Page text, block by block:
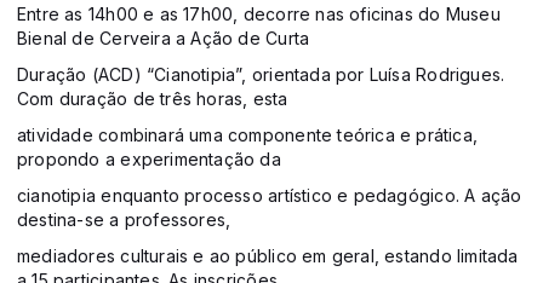
Entre as 14h00 e as 17h00, decorre nas oficinas do Museu
Bienal de Cerveira a Ação de Curta
Duração (ACD) “Cianotipia”, orientada por Luísa Rodrigues.
Com duração de três horas, esta
atividade combinará uma componente teórica e prática,
propondo a experimentação da
cianotipia enquanto processo artístico e pedagógico. A ação
destina-se a professores,
mediadores culturais e ao público em geral, estando limitada